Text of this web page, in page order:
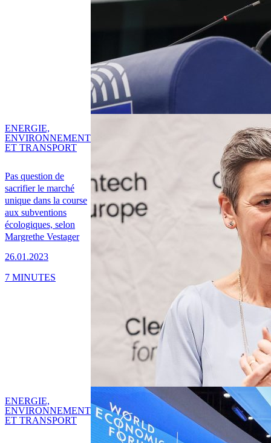
Pas question de
sacrifier le marché
unique dans la course
aux subventions
écologiques, selon
Margrethe Vestager
26.01.2023
ENERGIE,
ENVIRONNEMENT
ET TRANSPORT
7 MINUTES
ENERGIE,
ENVIRONNEMENT
ET TRANSPORT